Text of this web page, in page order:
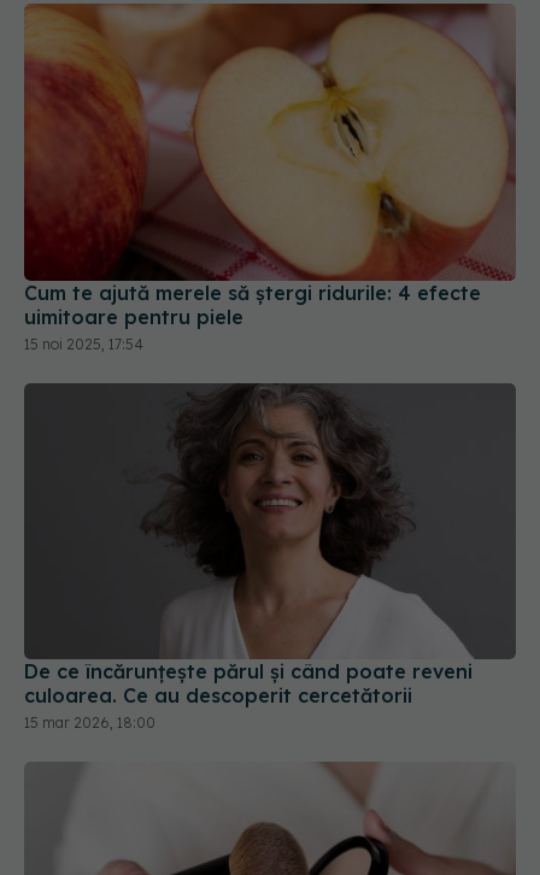
Cum te ajută merele să ștergi ridurile: 4 efecte
uimitoare pentru piele
15 noi 2025, 17:54
De ce încărunțește părul și când poate reveni
culoarea. Ce au descoperit cercetătorii